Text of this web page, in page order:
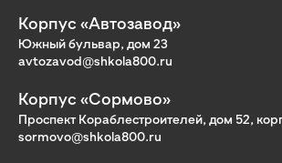
Корпус «Автозавод»
Южный бульвар, дом 23
avtozavod@shkola800.ru
Корпус «Сормово»
Проспект Кораблестроителей, дом 52,
sormovo@shkola800.ru